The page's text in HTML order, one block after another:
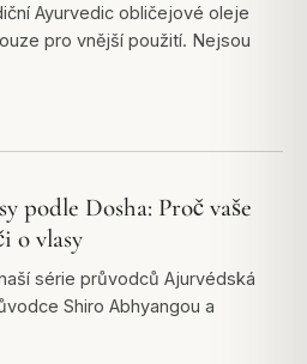
Ayurvedic obličejové oleje
pro vnější použití. Nejsou
podle Dosha: Proč vaše
o vlasy
série průvodců Ajurvédská
Shiro Abhyangou a